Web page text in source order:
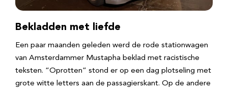
Bekladden met liefde
Een paar maanden geleden werd de rode stationwagen
van Amsterdammer Mustapha beklad met racistische
teksten. “Oprotten” stond er op een dag plotseling met
grote witte letters aan de passagierskant. Op de andere